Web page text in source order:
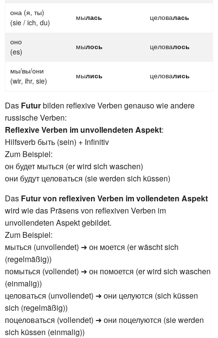
она (я, ты)
(sie / ich, du)
мылась целовалась
оно
(es)
мылось целовалось
мы/вы/они
(wir, ihr, sie)
мылись целовались
Das Futurbilden reflexive Verben genauso wie andere
russische Verben:
Reflexive Verben im unvollendeten Aspekt:
Hilfsverb быть (sein) + Infinitiv
Zum Beispiel:
он будет мыться (er wird sich waschen)
они будут целоваться (sie werden sich küssen)
Das Futur von reflexiven Verben im vollendeten Aspekt
wird wie das Präsens von reflexiven Verben im
unvollendeten Aspekt gebildet.
Zum Beispiel:
мыться (unvollendet) ➜ он моется (er wäscht sich
(regelmäßig))
помыться (vollendet) ➜ он помоется (er wird sich waschen
(einmalig))
целоваться (unvollendet) ➜ они целуются (sich küssen
sich (regelmäßig))
поцеловаться (vollendet) ➜ они поцелуются (sie werden
sich küssen (einmalig))